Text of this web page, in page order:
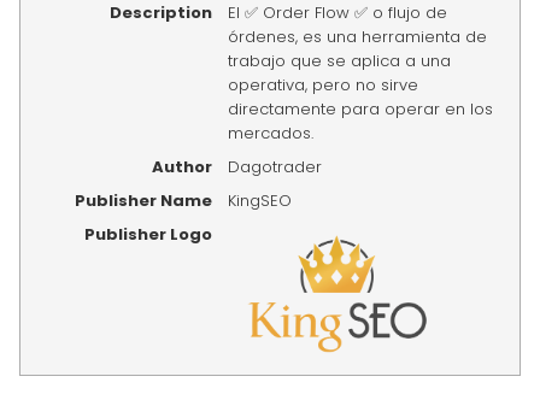
Description
El ✅ Order Flow ✅ o flujo de
órdenes, es una herramienta de
trabajo que se aplica a una
operativa, pero no sirve
directamente para operar en los
mercados.
Author
Dagotrader
Publisher Name
KingSEO
Publisher Logo